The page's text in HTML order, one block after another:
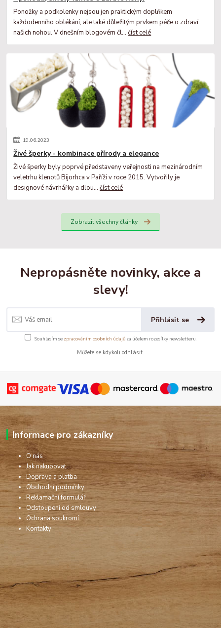
Ponožky a podkolenky nejsou jen praktickým doplňkem
každodenního oblékání, ale také důležitým prvkem péče o zdraví
našich nohou. V dnešním blogovém čl...číst celé
19.06.2023
Živé šperky - kombinace přírody a elegance
Živé šperky byly poprvé představeny veřejnosti na mezinárodním
veletrhu klenotů Bijorhca v Paříži v roce 2015. Vytvořily je
designové návrhářky a dlou...číst celé
Zobrazit všechny články
Nepropásněte novinky, akce a
slevy!
Přihlásit se
Souhlasím se zpracováním osobních údajůza účelem rozesílky newsletteru.
Můžete se kdykoli odhlásit.
Informace pro zákazníky
O nás
Jak nakupovat
Doprava a platba
Obchodní podmínky
Reklamační formulář
Odstoupení od smlouvy
Ochrana soukromí
Kontakty